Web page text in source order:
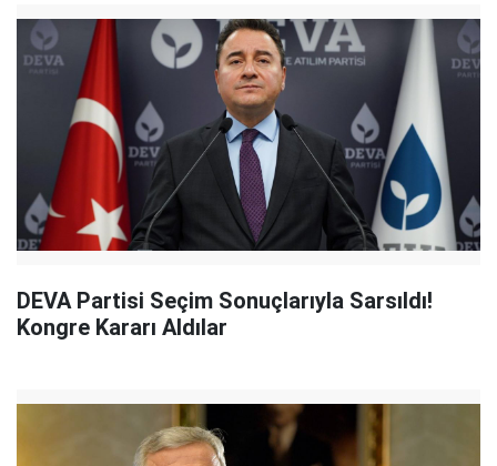
DEVA Partisi Seçim Sonuçlarıyla Sarsıldı!
Kongre Kararı Aldılar